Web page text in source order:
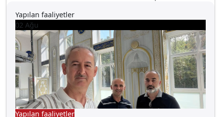
Yapılan faaliyetler
02 Ağu
Yapılan faaliyetler